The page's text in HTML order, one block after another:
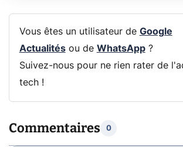
Vous êtes un utilisateur de Google
Actualitésou de WhatsApp?
Suivez-nous pour ne rien rater de
tech !
Commentaires 0